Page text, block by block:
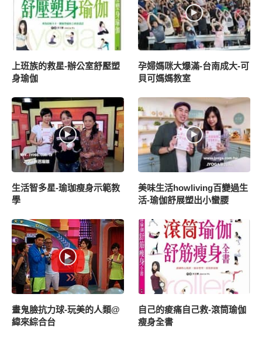
上班族的救星-辦公室舒壓塑
身瑜伽
孕婦媽咪大爆滿-台南成大-可
貝可媽媽教室
生活智多星-瑜珈瘦身示範教
學
美味生活howliving百變過生
活-瑜伽舒展塑出小蠻腰
畫鬼臉抗力球-玩美的人類@
緯來綜合台
自己的痠痛自己救-滾筒瑜伽
瘦身全書